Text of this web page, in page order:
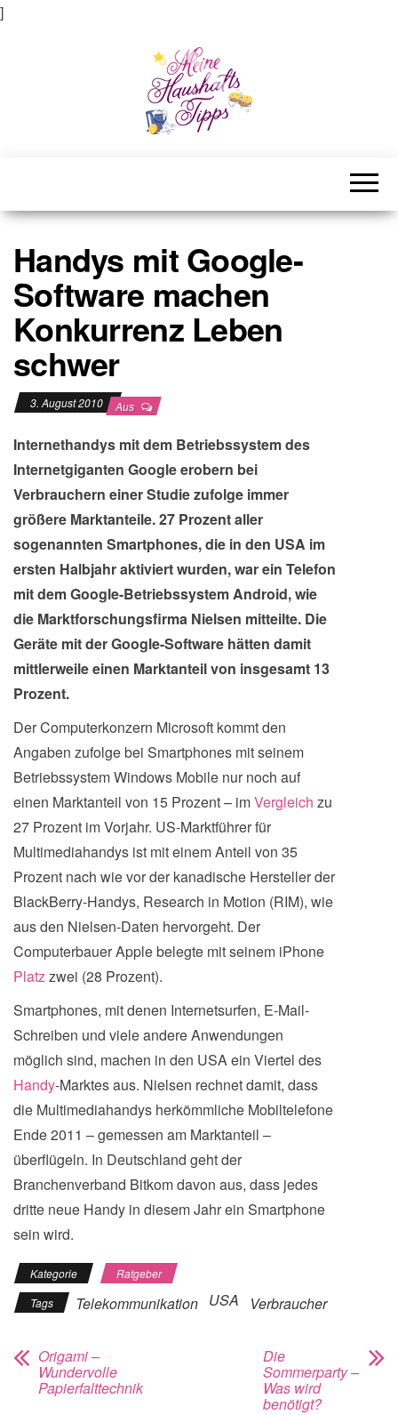
]
Handys mit Google-
Software machen
Konkurrenz Leben
schwer
3. August 2010 Aus
Internethandys mit dem Betriebssystem des
Internetgiganten Google erobern bei
Verbrauchern einer Studie zufolge immer
größere Marktanteile. 27 Prozent aller
sogenannten Smartphones, die in den USA im
ersten Halbjahr aktiviert wurden, war ein Telefon
mit dem Google-Betriebssystem Android, wie
die Marktforschungsfirma Nielsen mitteilte. Die
Geräte mit der Google-Software hätten damit
mittlerweile einen Marktanteil von insgesamt 13
Prozent.
Der Computerkonzern Microsoft kommt den
Angaben zufolge bei Smartphones mit seinem
Betriebssystem Windows Mobile nur noch auf
einen Marktanteil von 15 Prozent – imVergleich zu
27 Prozent im Vorjahr. US-Marktführer für
Multimediahandys ist mit einem Anteil von 35
Prozent nach wie vor der kanadische Hersteller der
BlackBerry-Handys, Research in Motion (RIM), wie
aus den Nielsen-Daten hervorgeht. Der
Computerbauer Apple belegte mit seinem iPhone
Platzzwei (28 Prozent).
Smartphones, mit denen Internetsurfen, E-Mail-
Schreiben und viele andere Anwendungen
möglich sind, machen in den USA ein Viertel des
Handy-Marktes aus. Nielsen rechnet damit, dass
die Multimediahandys herkömmliche Mobiltelefone
Ende 2011 – gemessen am Marktanteil –
überflügeln. In Deutschland geht der
Branchenverband Bitkom davon aus, dass jedes
dritte neue Handy in diesem Jahr ein Smartphone
sein wird.
Kategorie
Ratgeber
Tags
Telekommunikation USA Verbraucher
Origami –
Wundervolle
Papierfalttechnik
Die
Sommerparty –
Was wird
benötigt?